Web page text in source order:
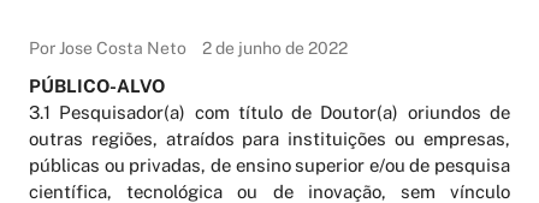
Por Jose Costa Neto 2 de junho de 2022
PÚBLICO-ALVO
3.1 Pesquisador(a) com título de Doutor(a) oriundos de
outras regiões, atraídos para instituições ou empresas,
públicas ou privadas, de ensino superior e/ou de pesquisa
científica, tecnológica ou de inovação, sem vínculo